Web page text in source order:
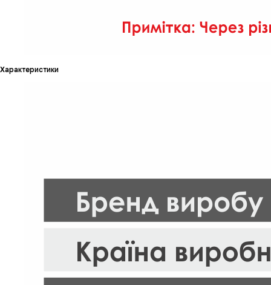
Характеристики